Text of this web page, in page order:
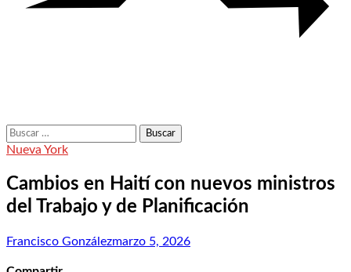
Buscar:
Nueva York
Cambios en Haití con nuevos ministros
del Trabajo y de Planificación
Francisco Gonzálezmarzo 5, 2026